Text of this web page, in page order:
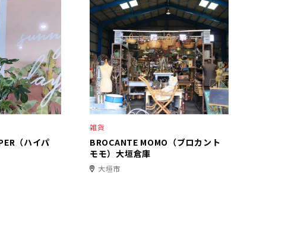
（ハイパ
雑貨
BROCANTE MOMO（ブロカント
モモ）大垣倉庫
大垣市